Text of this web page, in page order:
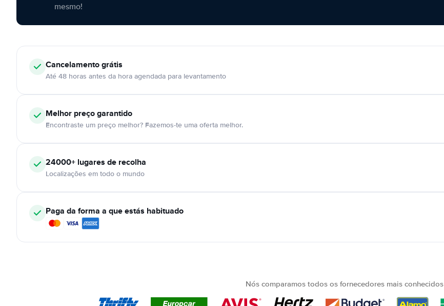
mesmo!
Cancelamentográtis
Até 48 horas antes da hora agendada para levantamento
Melhor preço garantido
Encontraste um preço melhor? Fazemos-te uma oferta melhor.
24000+ lugares de recolha
Localizações em todo o mundo
Paga da forma a que estás habituado
Nós comparamos todos os fornecedores mais conhecidos